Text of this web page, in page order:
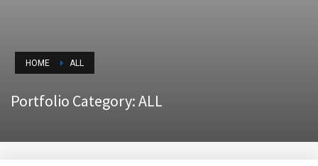
HOME ALL
Portfolio Category:ALL